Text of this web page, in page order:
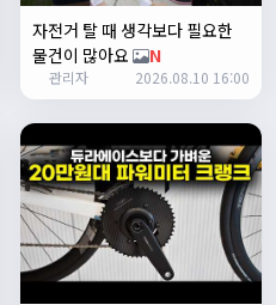
고 로라 타셔야지요 ㅎㅎ
2025
2025
자전거 탈 때 생각보다 필요한
물건이 많아요
N
관리자 2026.08.10 16:00